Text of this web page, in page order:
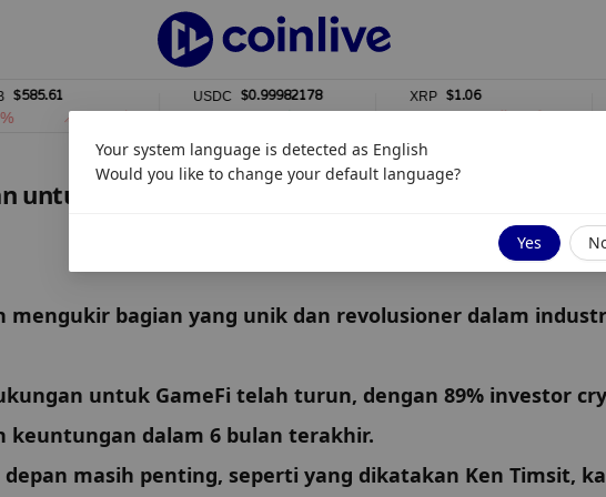
$0.99982178
0%
$1.06
2%
untuk Masa Depan GameFi yang Berkelanjutan
mengukir bagian yang unik dan revolusioner dalam
untuk GameFi telah turun, dengan 89% investor
dalam 6 bulan terakhir.
masih penting, seperti yang dikatakan Ken Timsit,
Your system language is detected as English
Would you like to change your default language?
Yes